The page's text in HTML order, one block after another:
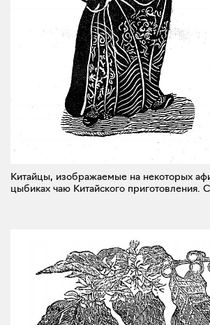
Китайцы, изображаемые на некоторых
цыбиках чаю Китайского приготовления.